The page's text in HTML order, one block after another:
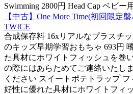
Swimming 2800円 Head Cap ベビー用
【中古】One More Time(初回限定
TWICE
合成保存料 16xリアルなプラスチ
のキッズ早期学習おもちゃ 693円
た具材にホワイトフィッシュを巻
の際にはあらためてご連絡いたし
ください スイートポテトラップ
好性に優れた具材にホワイトフィ